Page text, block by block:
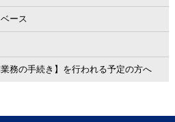
ース
務の手続き】を行われる予定の方へ